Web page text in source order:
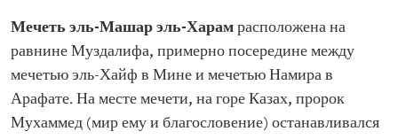
Мечеть эль-Машар эль-Харамрасположена на
равнине Муздалифа, примерно посередине между
мечетью эль-Хайф в Мине и мечетью Намира в
Арафате. На месте мечети, на горе Казах, пророк
Мухаммед (мир ему и благословение) останавливался